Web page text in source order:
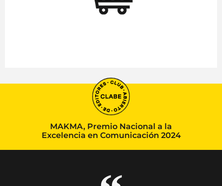
MAKMA, Premio Nacional a la
Excelencia en Comunicación 2024